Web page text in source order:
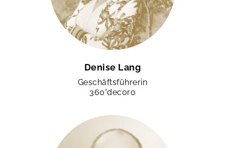
Denise Lang
Geschäftsführerin
360°decoro